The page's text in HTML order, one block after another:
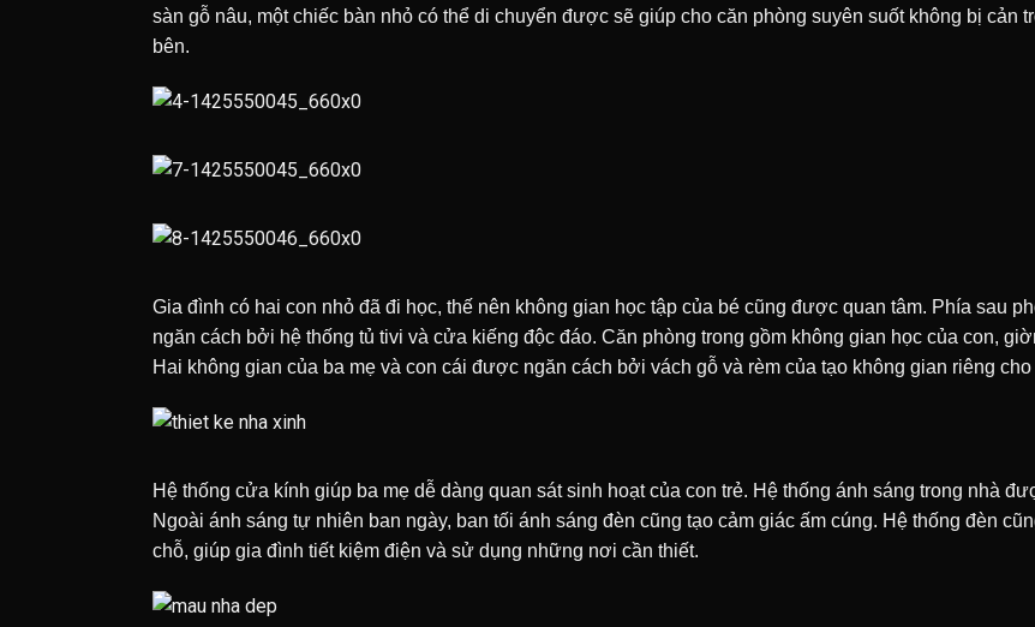
sàn gỗ nâu, một chiếc bàn nhỏ có thể di chuyển được sẽ giúp cho căn phòng suyên suốt không bị cản
bên.
Gia đình có hai con nhỏ đã đi học, thế nên không gian học tập của bé cũng được quan tâm. Phía sau
ngăn cách bởi hệ thống tủ tivi và cửa kiếng độc đáo. Căn phòng trong gồm không gian học của con,
Hai không gian của ba mẹ và con cái được ngăn cách bởi vách gỗ và rèm của tạo không gian riêng
Hệ thống cửa kính giúp ba mẹ dễ dàng quan sát sinh hoạt của con trẻ. Hệ thống ánh sáng trong nhà
Ngoài ánh sáng tự nhiên ban ngày, ban tối ánh sáng đèn cũng tạo cảm giác ấm cúng. Hệ thống đèn
chỗ, giúp gia đình tiết kiệm điện và sử dụng những nơi cần thiết.